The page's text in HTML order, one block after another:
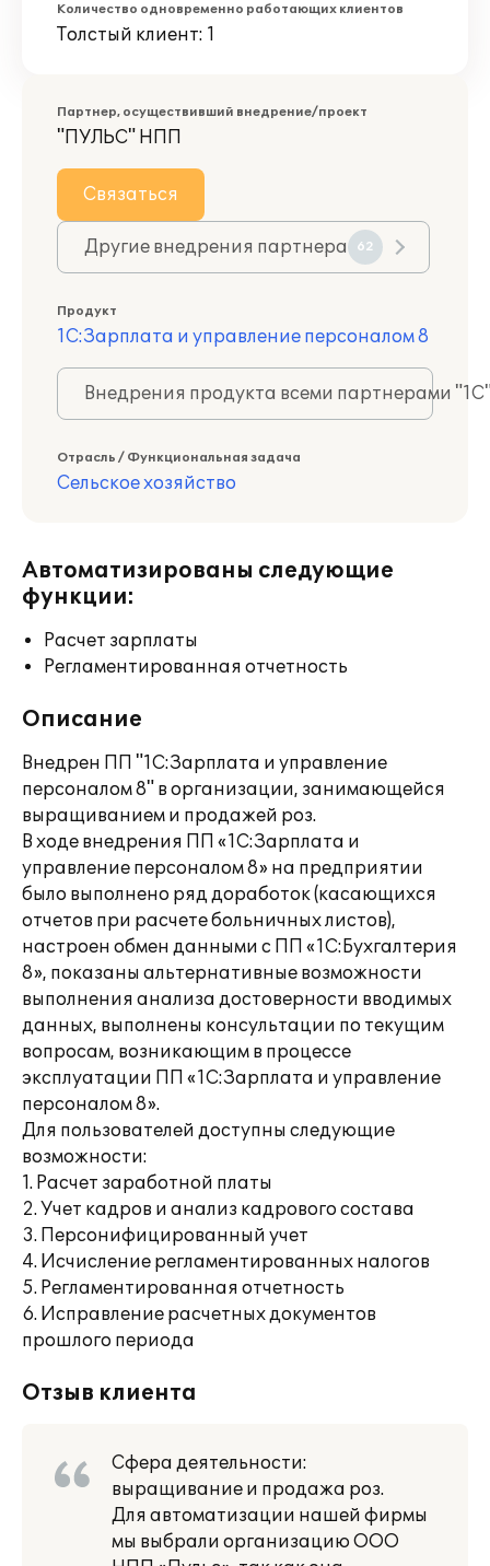
Количество одновременно работающих клиентов
Толстый клиент: 1
Партнер, осуществивший внедрение/проект
"ПУЛЬС" НПП
Связаться
Другие внедрения партнера 62
Продукт
1С:Зарплата и управление персоналом 8
Внедрения продукта всеми партнерами
Отрасль / Функциональная задача
Сельское хозяйство
Автоматизированы следующие
функции:
Расчет зарплаты
Регламентированная отчетность
Описание
Внедрен ПП "1С:Зарплата и управление
персоналом 8" в организации, занимающейся
выращиванием и продажей роз.
В ходе внедрения ПП «1С:Зарплата и
управление персоналом 8» на предприятии
было выполнено ряд доработок (касающихся
отчетов при расчете больничных листов),
настроен обмен данными с ПП «1С:Бухгалтерия
8», показаны альтернативные возможности
выполнения анализа достоверности вводимых
данных, выполнены консультации по текущим
вопросам, возникающим в процессе
эксплуатации ПП «1С:Зарплата и управление
персоналом 8».
Для пользователей доступны следующие
возможности:
1. Расчет заработной платы
2. Учет кадров и анализ кадрового состава
3. Персонифицированный учет
4. Исчисление регламентированных налогов
5. Регламентированная отчетность
6. Исправление расчетных документов
прошлого периода
Отзыв клиента
Сфера деятельности:
выращивание и продажа роз.
Для автоматизации нашей фирмы
мы выбрали организацию ООО